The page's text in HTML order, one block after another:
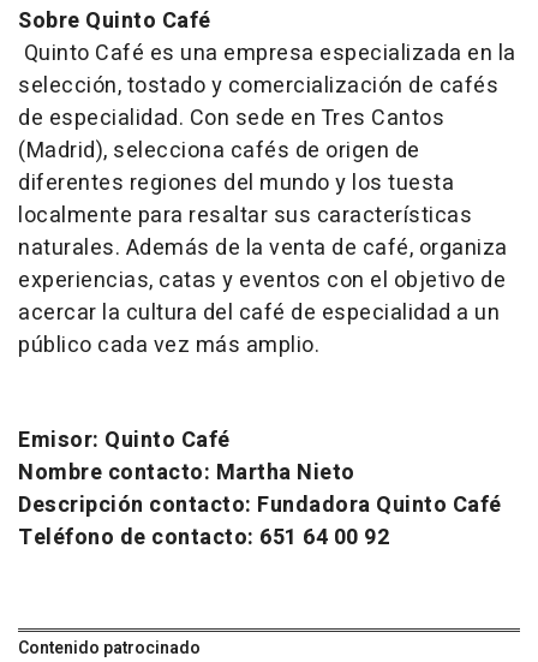
Sobre Quinto Café
Quinto Café es una empresa especializada en la
selección, tostado y comercialización de cafés
de especialidad. Con sede en Tres Cantos
(Madrid), selecciona cafés de origen de
diferentes regiones del mundo y los tuesta
localmente para resaltar sus características
naturales. Además de la venta de café, organiza
experiencias, catas y eventos con el objetivo de
acercar la cultura del café de especialidad a un
público cada vez más amplio.
Emisor: Quinto Café
Nombre contacto: Martha Nieto
Descripción contacto: Fundadora Quinto Café
Teléfono de contacto: 651 64 00 92
Contenido patrocinado